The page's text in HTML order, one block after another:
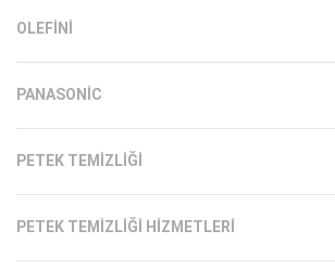
OLEFINI
PANASONIC
PETEK TEMIZLIĞI
PETEK TEMIZLIĞI HIZMETLERI